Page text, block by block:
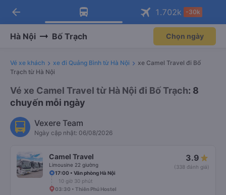
Tải app Vexere ngay!
Nhận ưu đãi thành viên độc
Mở app
Tải app Vexere
-30k/ghế khi đặt vé máy bay qua
Mở app
arrow_back 1.702k -30k
Hà Nội Bố Trạch Chọn ngày
Vé xe khách xe đi Quảng Bình từ Hà Nội
xe Camel Travel đi Bố
Trạch từ Hà Nội
Vé xe Camel Travel từ Hà Nội đi Bố Trạch: 8
chuyến mỗi ngày
Vexere Team
Ngày cập nhật: 06/08/2026
Camel Travel
Limousine 22 giường
3.9
(338 đánh giá)
17:00 • Văn phòng Hà Nội
10 giờ 30 phút
03:30 • Thiên Phú Hostel